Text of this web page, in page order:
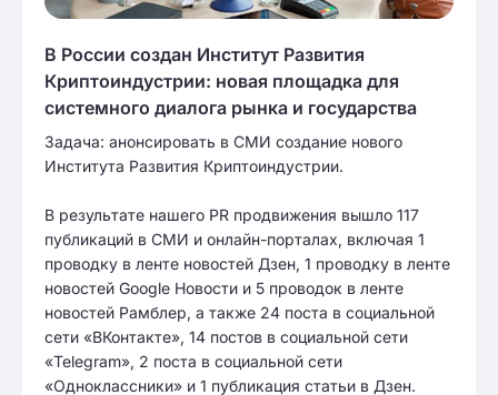
В России создан Институт Развития
Криптоиндустрии: новая площадка для
системного диалога рынка и государства
Задача: анонсировать в СМИ создание нового
Института Развития Криптоиндустрии.
В результате нашего PR продвижения вышло 117
публикаций в СМИ и онлайн-порталах, включая 1
проводку в ленте новостей Дзен, 1 проводку в ленте
новостей Google Новости и 5 проводок в ленте
новостей Рамблер, а также 24 поста в социальной
сети «ВКонтакте», 14 постов в социальной сети
«Telegram», 2 поста в социальной сети
«Одноклассники» и 1 публикация статьи в Дзен.